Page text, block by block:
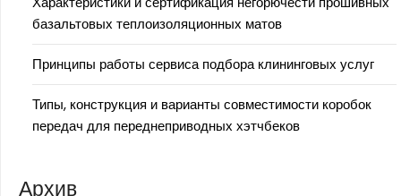
базальтовых теплоизоляционных матов
Принципы работы сервиса подбора клининговых услуг
Типы, конструкция и варианты совместимости коробок
передач для переднеприводных хэтчбеков
Архив